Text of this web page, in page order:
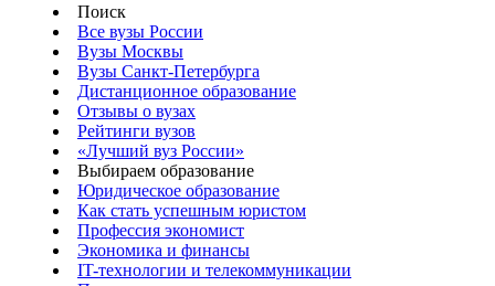
Поиск
Все вузы России
Вузы Москвы
Вузы Санкт-Петербурга
Дистанционное образование
Отзывы о вузах
Рейтинги вузов
«Лучший вуз России»
Выбираем образование
Юридическое образование
Как стать успешным юристом
Профессия экономист
Экономика и финансы
IT-технологии и телекоммуникации